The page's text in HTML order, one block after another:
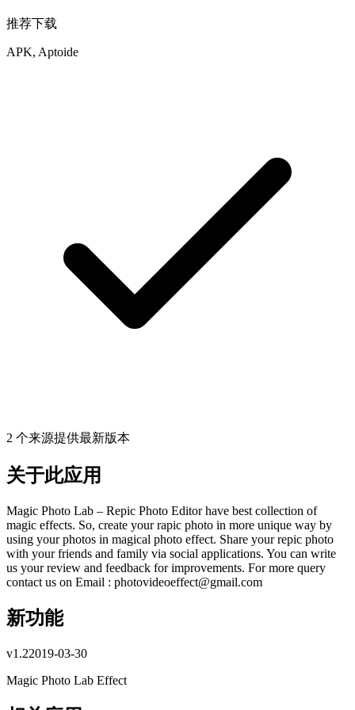
推荐下载
APK, Aptoide
2 个来源提供最新版本
关于此应用
Magic Photo Lab – Repic Photo Editor have best collection of
magic effects. So, create your rapic photo in more unique way by
using your photos in magical photo effect. Share your repic photo
with your friends and family via social applications. You can write
us your review and feedback for improvements. For more query
contact us on Email : photovideoeffect@gmail.com
新功能
v1.22019-03-30
Magic Photo Lab Effect